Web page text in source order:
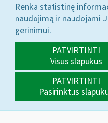
Renka statistinę
naudojimą ir naudojami
gerinimui.
PATVIRTINTI
Visus slapukus
PATVIRTINTI
Pasirinktus